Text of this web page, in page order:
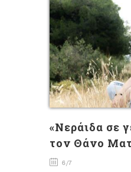
«Νεράιδα σε
τον Θάνο
6/7